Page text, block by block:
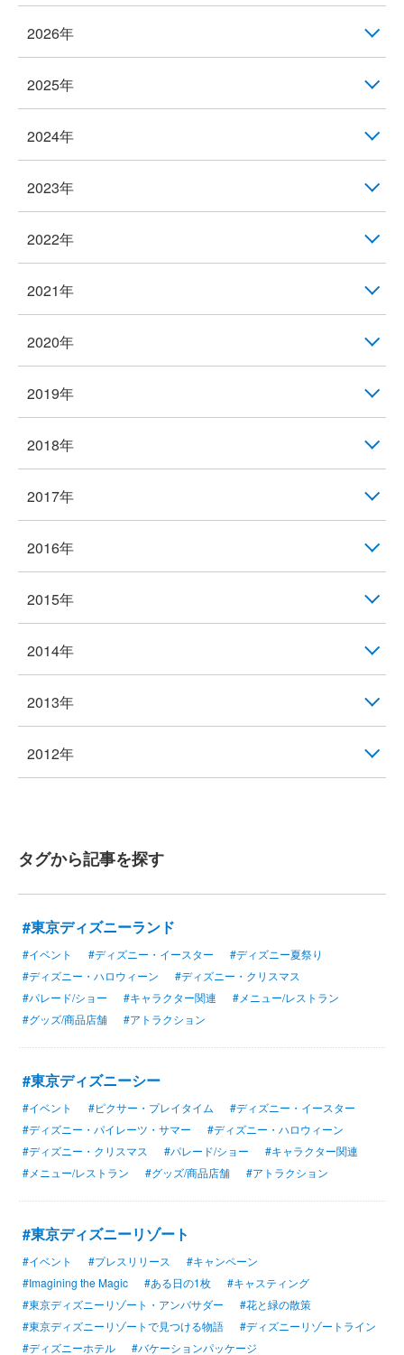
2026年
2025年
2024年
2023年
2022年
2021年
2020年
2019年
2018年
2017年
2016年
2015年
2014年
2013年
2012年
タグから記事を探す
#東京ディズニーランド
#イベント #ディズニー・イースター
#ディズニー夏祭り
#ディズニー・ハロウィーン
#ディズニー・クリスマス
#パレード/ショー
#キャラクター関連
#メニュー/レストラン
#グッズ/商品店舗
#アトラクション
#東京ディズニーシー
#イベント #ピクサー・プレイタイム
#ディズニー・イースター
#ディズニー・パイレーツ・サマー
#ディズニー・ハロウィーン
#ディズニー・クリスマス
#パレード/ショー
#キャラクター関連
#メニュー/レストラン
#グッズ/商品店舗 #アトラクション
#東京ディズニーリゾート
#イベント #プレスリリース
#キャンペーン
#Imagining the Magic
#ある日の1枚
#キャスティング
#東京ディズニーリゾート・アンバサダー
#花と緑の散策
#東京ディズニーリゾートで見つける物語
#ディズニーリゾートライン
#ディズニーホテル
#バケーションパッケージ